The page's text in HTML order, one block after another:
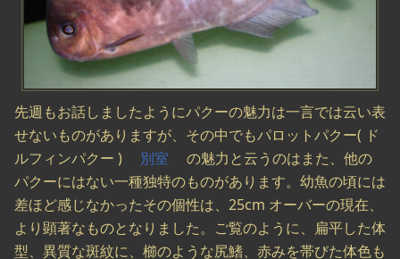
先週もお話しましたようにパクーの魅力は一言では云い表
せないものがありますが、その中でもパロットパクー( ド
ルフィンパクー ) 別室 の魅力と云うのはまた、他の
パクーにはない一種独特のものがあります。幼魚の頃には
差ほど感じなかったその個性は、25cm オーバーの現在、
より顕著なものとなりました。ご覧のように、扁平した体
型、異質な斑紋に、櫛のような尻鰭、赤みを帯びた体色も